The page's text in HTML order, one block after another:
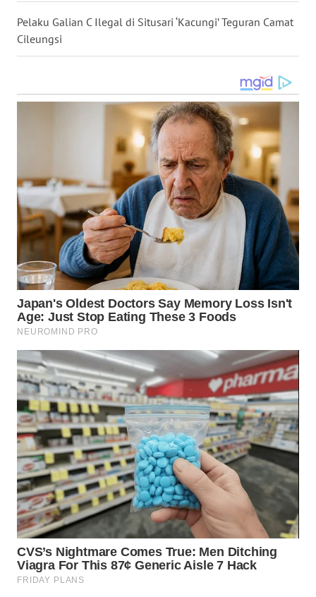
Pelaku Galian C Ilegal di Situsari ‘Kacungi’ Teguran Camat
Cileungsi
TOBA
WN
TAPANULI
SELATAN
WN
TANJUNG
LESUNG
WN
KARO
WN
SIMALUNGUN
WN
LABUHANBATU
WN
TAPANULI
TENGAH
WN DELI
SERDANG
WN